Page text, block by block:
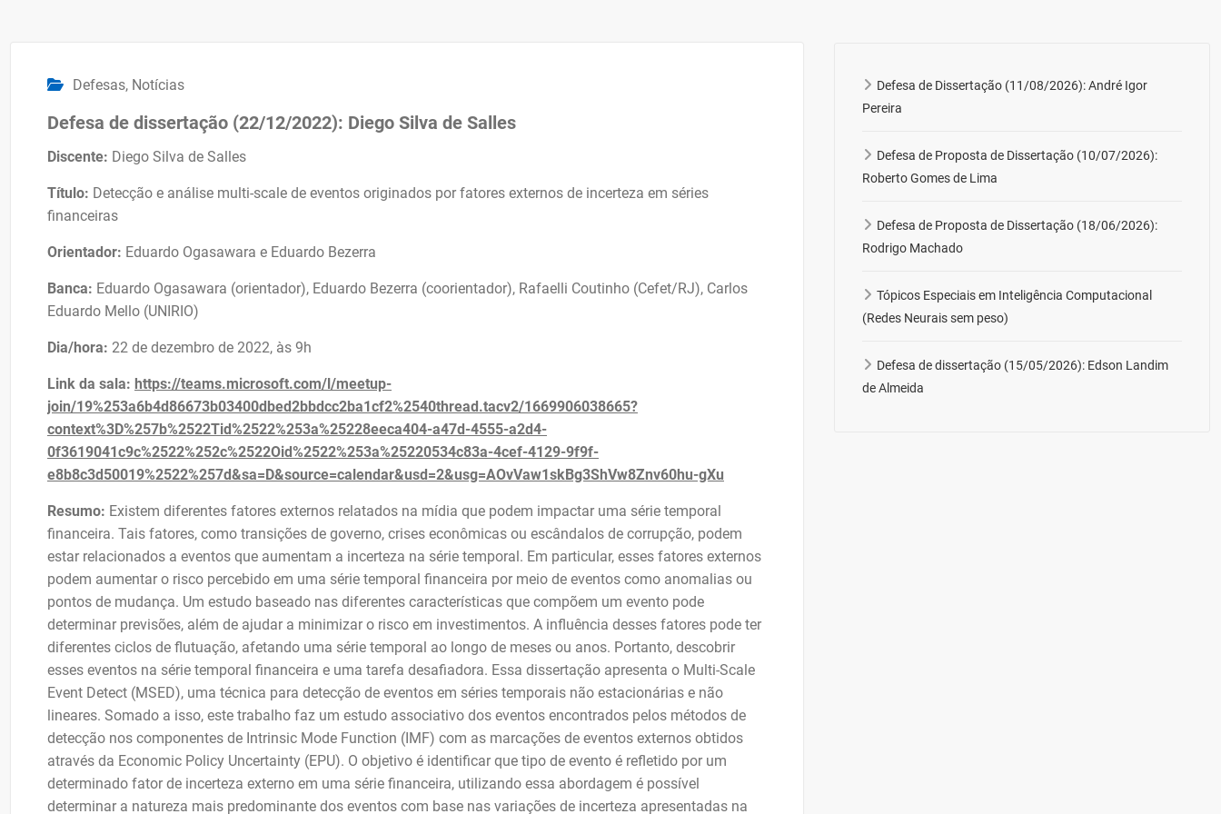
Defesas, Notícias
Defesa de dissertação (22/12/2022): Diego Silva de Salles
Discente: Diego Silva de Salles
Título: Detecção e análise multi-scale de eventos originados por fatores externos de incerteza em séries
financeiras
Orientador: Eduardo Ogasawara e Eduardo Bezerra
Banca: Eduardo Ogasawara (orientador), Eduardo Bezerra (coorientador), Rafaelli Coutinho (Cefet/RJ), Carlos
Eduardo Mello (UNIRIO)
Dia/hora: 22 de dezembro de 2022, às 9h
Link da sala: https://teams.microsoft.com/l/meetup-
join/19%253a6b4d86673b03400dbed2bbdcc2ba1cf2%2540thread.tacv2/1669906038665?
context%3D%257b%2522Tid%2522%253a%25228eeca404-a47d-4555-a2d4-
0f3619041c9c%2522%252c%2522Oid%2522%253a%25220534c83a-4cef-4129-9f9f-
e8b8c3d50019%2522%257d&sa=D&source=calendar&usd=2&usg=AOvVaw1skBg3ShVw8Znv60hu-gXu
Resumo: Existem diferentes fatores externos relatados na mídia que podem impactar uma série temporal
financeira. Tais fatores, como transições de governo, crises econômicas ou escândalos de corrupção, podem
estar relacionados a eventos que aumentam a incerteza na série temporal. Em particular, esses fatores externos
podem aumentar o risco percebido em uma série temporal financeira por meio de eventos como anomalias ou
pontos de mudança. Um estudo baseado nas diferentes características que compõem um evento pode
determinar previsões, além de ajudar a minimizar o risco em investimentos. A influência desses fatores pode ter
diferentes ciclos de flutuação, afetando uma série temporal ao longo de meses ou anos. Portanto, descobrir
esses eventos na série temporal financeira e uma tarefa desafiadora. Essa dissertação apresenta o Multi-Scale
Event Detect (MSED), uma técnica para detecção de eventos em séries temporais não estacionárias e não
lineares. Somado a isso, este trabalho faz um estudo associativo dos eventos encontrados pelos métodos de
detecção nos componentes de Intrinsic Mode Function (IMF) com as marcações de eventos externos obtidos
através da Economic Policy Uncertainty (EPU). O objetivo é identificar que tipo de evento é refletido por um
determinado fator de incerteza externo em uma série financeira, utilizando essa abordagem é possível
determinar a natureza mais predominante dos eventos com base nas variações de incerteza apresentadas na
Defesa de Dissertação (11/08/2026): André Igor
Pereira
Defesa de Proposta de Dissertação (10/07/2026):
Roberto Gomes de Lima
Defesa de Proposta de Dissertação (18/06/2026):
Rodrigo Machado
Tópicos Especiais em Inteligência Computacional
(Redes Neurais sem peso)
Defesa de dissertação (15/05/2026): Edson Landim
de Almeida